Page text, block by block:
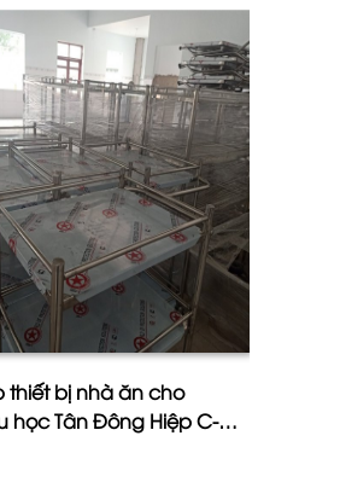
thiết bị nhà ăn cho
học Tân Đông Hiệp C-